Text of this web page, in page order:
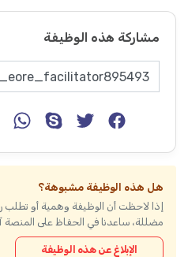
مشاركة هذه الوظيفة
هل هذه الوظيفة مشبوهة؟
إذا لاحظت أن الوظيفة وهمية أو
مضللة، ساعدنا في الحفاظ على المنصة
الإبلاغ عن هذه الوظيفة